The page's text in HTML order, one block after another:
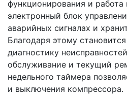
функционирования и работа
электронный блок
аварийных сигналах и
Благодаря этому
диагностику
обслуживание и текущий
недельного таймера
и выключения компрессора.